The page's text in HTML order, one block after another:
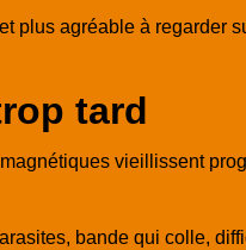
plus agréable à regarder
tard
vieillissent
bande qui colle,